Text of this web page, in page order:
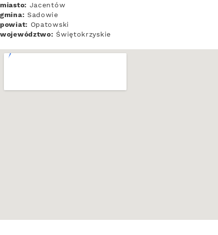
miasto: Jacentów
gmina: Sadowie
powiat: Opatowski
województwo: Świętokrzyskie